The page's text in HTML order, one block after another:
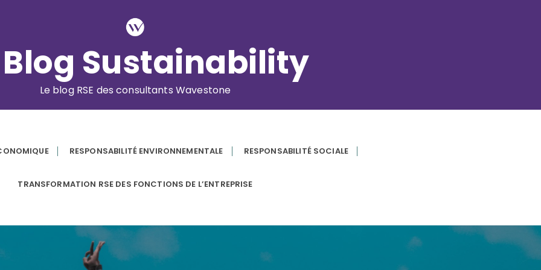
Blog Sustainability
Le blog RSE des consultants Wavestone
RESPONSABILITÉ ENVIRONNEMENTALE RESPONSABILITÉ SOCIALE
TRANSFORMATION RSE DES FONCTIONS DE L’ENTREPRISE